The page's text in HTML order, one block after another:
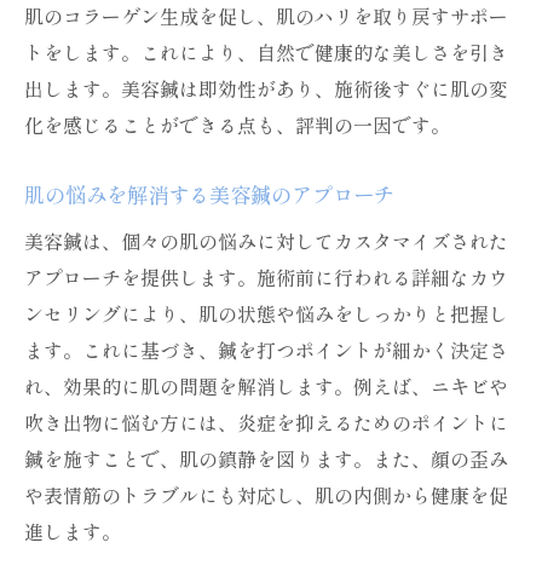
肌のコラーゲン生成を促し、肌のハリを取り戻すサポー
トをします。これにより、自然で健康的な美しさを引き
出します。美容鍼は即効性があり、施術後すぐに肌の変
化を感じることができる点も、評判の一因です。
肌の悩みを解消する美容鍼のアプローチ
美容鍼は、個々の肌の悩みに対してカスタマイズされた
アプローチを提供します。施術前に行われる詳細なカウ
ンセリングにより、肌の状態や悩みをしっかりと把握し
ます。これに基づき、鍼を打つポイントが細かく決定さ
れ、効果的に肌の問題を解消します。例えば、ニキビや
吹き出物に悩む方には、炎症を抑えるためのポイントに
鍼を施すことで、肌の鎮静を図ります。また、顔の歪み
や表情筋のトラブルにも対応し、肌の内側から健康を促
進します。